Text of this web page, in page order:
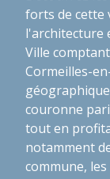
forts de cette
l'architecture
Ville
Cormeilles-
couronne
tout en
notamment
commune,